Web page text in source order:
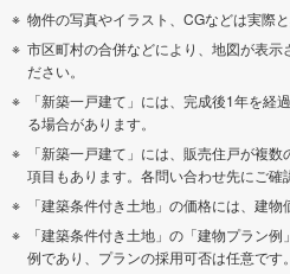
物件の写真やイラスト、CGなどは実際
市区町村の合併などにより、地図が表示
ださい。
「新築一戸建て」には、完成後1年を経
る場合があります。
「新築一戸建て」には、販売住戸が複
項目もあります。各問い合わせ先にご確
「建築条件付き土地」の価格には、建物
「建築条件付き土地」の「建物プラン
例であり、プランの採用可否は任意です。